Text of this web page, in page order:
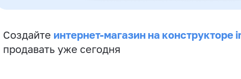
Создайте интернет-магазин на конструкторе
продавать уже сегодня